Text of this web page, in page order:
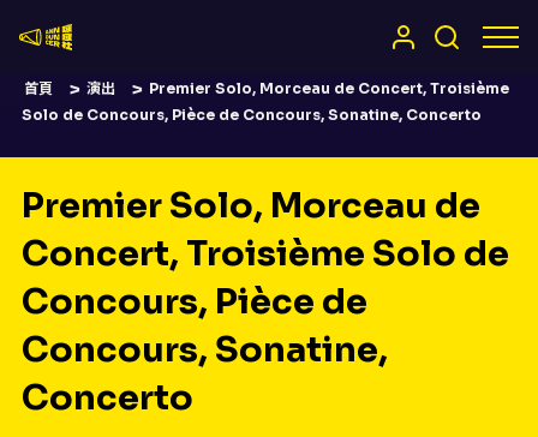
首頁 演出
Premier Solo, Morceau de Concert, Troisième
Solo de Concours, Pièce de Concours, Sonatine, Concerto
Premier Solo, Morceau de
Concert, Troisième Solo de
Concours, Pièce de
Concours, Sonatine,
Concerto